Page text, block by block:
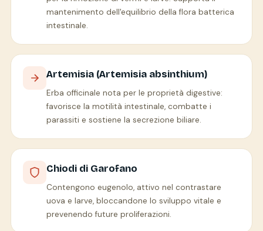
mantenimento dell'equilibrio della flora batterica
intestinale.
Artemisia (Artemisia absinthium)
Erba officinale nota per le proprietà digestive:
favorisce la motilità intestinale, combatte i
parassiti e sostiene la secrezione biliare.
Chiodi di Garofano
Contengono eugenolo, attivo nel contrastare
uova e larve, bloccandone lo sviluppo vitale e
prevenendo future proliferazioni.